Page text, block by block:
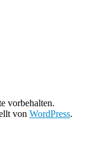
vorbehalten.
von WordPress.